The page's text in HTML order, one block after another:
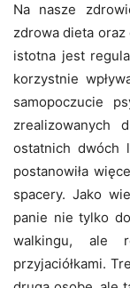
Na nasze
zdrowa dieta
istotna jest
korzystnie
samopoczucie
zrealizowanych
ostatnich dwóch
postanowiła
spacery. Jako
panie nie tylko
walkingu, ale
przyjaciółkami.